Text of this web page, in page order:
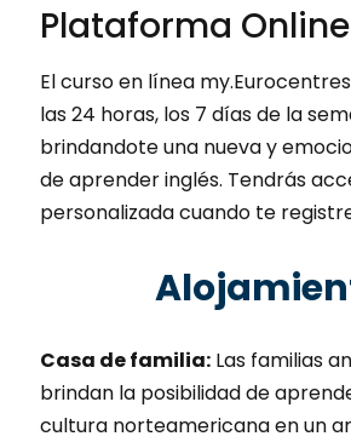
Plataforma Online
El curso en línea
las 24 horas, los 7 días de la
brindandote una nueva y
de aprender inglés. Tendrás
personalizada cuando te
Casa de familia: Las familias
brindan la posibilidad de
cultura norteamericana en un